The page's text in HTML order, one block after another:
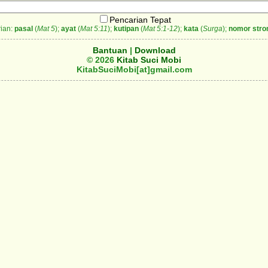
Pencarian Tepat
pasal(Mat 5); ayat(Mat 5:11); kutipan(Mat 5:1-12); kata (Surga); nomor
Bantuan | Download
© 2026 Kitab Suci Mobi
KitabSuciMobi[at]gmail.com